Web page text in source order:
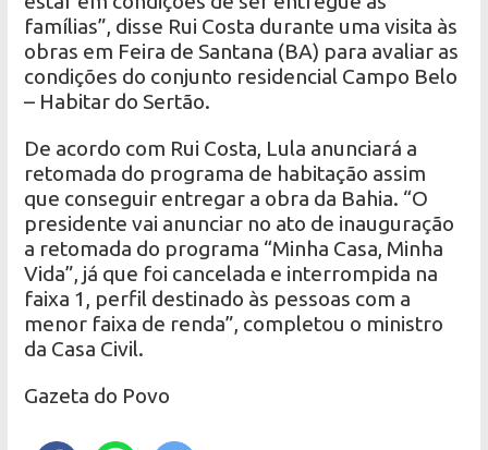
famílias”, disse Rui Costa durante uma visita às
obras em Feira de Santana (BA) para avaliar as
condições do conjunto residencial Campo Belo
– Habitar do Sertão.
De acordo com Rui Costa, Lula anunciará a
retomada do programa de habitação assim
que conseguir entregar a obra da Bahia. “O
presidente vai anunciar no ato de inauguração
a retomada do programa “Minha Casa, Minha
Vida”, já que foi cancelada e interrompida na
faixa 1, perfil destinado às pessoas com a
menor faixa de renda”, completou o ministro
da Casa Civil.
Gazeta do Povo